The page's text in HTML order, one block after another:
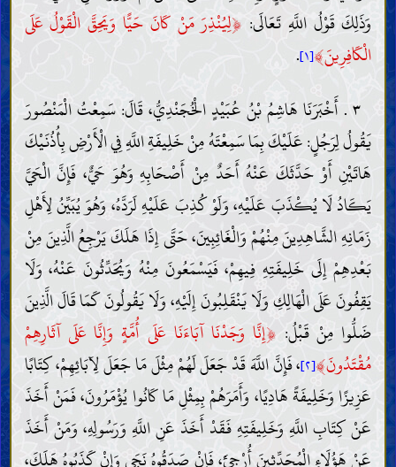
وَذَلِكَ قَوْلُ اللَّهِ تَعَالَى: ﴿لِيُنْذِرَ مَنْ كَانَ حَيًّا وَيَحِقَّ الْقَوْلُ عَلَى
الْكَافِرِينَ﴾[١] .
٣ . أَخْبَرَنَا هَاشِمُ بْنُ عُبَيْدٍ الْخُجَنْدِيُّ، قَالَ: سَمِعْتُ الْمَنْصُورَ
يَقُولُ لِرَجُلٍ: عَلَيْكَ بِمَا سَمِعْتَهُ مِنْ خَلِيفَةِ اللَّهِ فِي الْأَرْضِ بِأُذُنَيْكَ
هَاتَيْنِ أَوْ حَدَّثَكَ عَنْهُ أَحَدٌ مِنْ أَصْحَابِهِ وَهُوَ حَيٌّ، فَإِنَّ الْحَيَّ
يَكَادُ لَا يُكْذَبَ عَلَيْهِ، وَلَوْ كُذِبَ عَلَيْهِ لَرَدَّهُ، وَهُوَ يُبَيِّنُ لِأَهْلِ
زَمَانِهِ الشَّاهِدِينَ مِنْهُمْ وَالْغَائِبِينَ، حَتَّى إِذَا هَلَكَ يَرْجِعُ الَّذِينَ مِنْ
بَعْدِهِمْ إِلَى خَلِيفَتِهِ فِيهِمْ، فَيَسْمَعُونَ مِنْهُ وَيُحَدِّثُونَ عَنْهُ، وَلَا
يَقِفُونَ عَلَى الْهَالِكِ وَلَا يَنْقَلِبُونَ إِلَيْهِ، وَلَا يَقُولُونَ كَمَا قَالَ الَّذِينَ
ضَلُّوا مِنْ قَبْلُ: ﴿إِنَّا وَجَدْنَا آبَاءَنَا عَلَى أُمَّةٍ وَإِنَّا عَلَى آثَارِهِمْ
مُقْتَدُونَ﴾[٢] ، فَإِنَّ اللَّهَ قَدْ جَعَلَ لَهُمْ مِثْلَ مَا جَعَلَ لِآبَائِهِمْ، كِتَابًا
عَزِيزًا وَخَلِيفَةً هَادِيًا، وَأَمَرَهُمْ بِمِثْلِ مَا كَانُوا يُؤْمَرُونَ، فَمَنْ أَخَذَ
عَنْ كِتَابِ اللَّهِ وَخَلِيفَتِهِ فَقَدْ أَخَذَ عَنِ اللَّهِ وَرَسُولِهِ، وَمَنْ أَخَذَ
عَنْ هَؤُلَاءِ الْمُحَدِّثِينَ أُرْجِئَ، فَإِنْ صَدَقُوهُ نَجَى وَإِنْ كَذَبُوهُ هَلَكَ،